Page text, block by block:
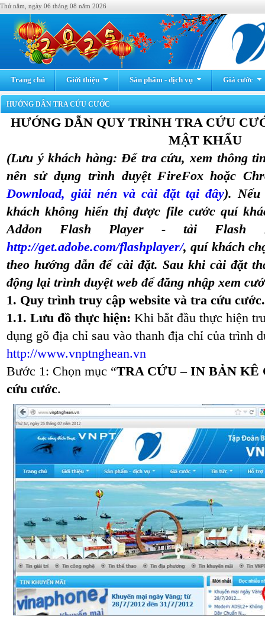
Thứ năm, ngày 06 tháng 08 năm 2026
Trang chủ Giới thiệu Sản phẩm - dịch vụ Giá cước
HƯỚNG DẪN TRA CỨU CƯỚC
HƯỚNG DẪN QUY TRÌNH TRA CỨU
MẬT KHẨU
(Lưu ý khách hàng: Để tra cứu, xem thông
nên sử dụng trình duyệt FireFox hoặc
Download, giải nén và cài đặt tại đây). Nếu
khách không hiển thị được file cước quí
Addon Flash Player - tải Flash
http://get.adobe.com/flashplayer/, quí khách
theo hướng dẫn để cài đặt. Sau khi cài đặt
động lại trình duyệt web để đăng nhập xem
1. Quy trình truy cập website và tra cứu cước.
1.1. Lưu đồ thực hiện: Khi bắt đầu thực hiện
dụng gõ địa chỉ sau vào thanh địa chỉ của trình
http://www.vnptnghean.vn
Bước 1: Chọn mục “TRA CỨU – IN BẢN KÊ
cứu cước.